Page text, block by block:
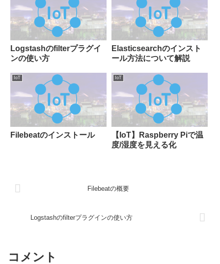
Logstashのfilterプラグイ
ンの使い方
Elasticsearchのインスト
ール方法について解説
IoT
Filebeatのインストール
IoT
【IoT】Raspberry Piで温
度/湿度を見える化
Filebeatの概要
Logstashのfilterプラグインの使い方
コメント